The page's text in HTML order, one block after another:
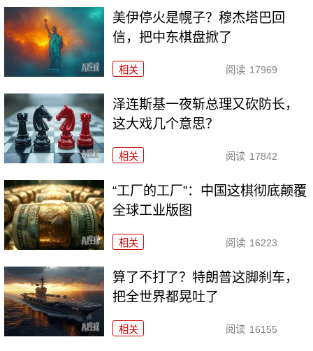
美伊停火是幌子？穆杰塔巴回
信，把中东棋盘掀了
相关 阅读 17969
泽连斯基一夜斩总理又砍防长，
这大戏几个意思？
相关 阅读 17842
“工厂的工厂”：中国这棋彻底颠覆
全球工业版图
相关 阅读 16223
算了不打了？特朗普这脚刹车，
把全世界都晃吐了
相关 阅读 16155